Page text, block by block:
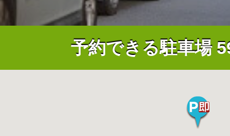
予約できる駐車場